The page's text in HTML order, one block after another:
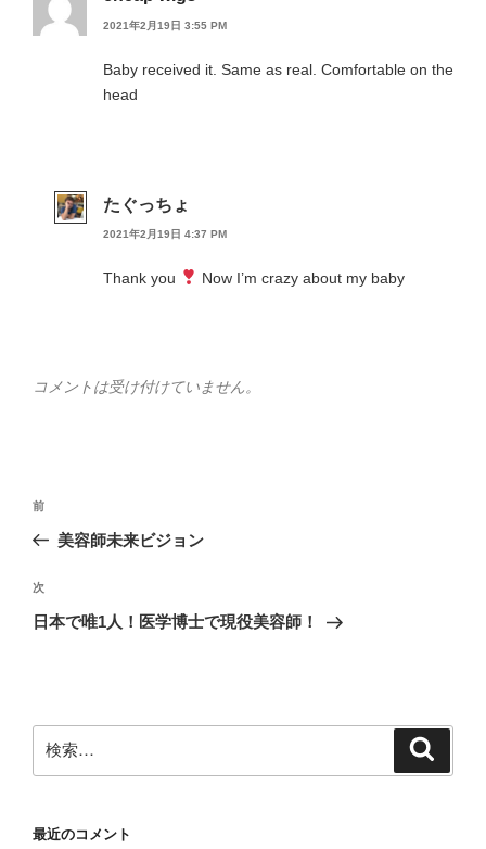
2021年2月19日 3:55 PM
Baby received it. Same as real. Comfortable on the
head
たぐっちょ
2021年2月19日 4:37 PM
Thank you Now I’m crazy about my baby
コメントは受け付けていません。
投
ナ
ビ
ゲ
ン
前
の
稿
前
美容師未来ビジョン
次
の
次
日本で唯1人！医学博士で現役美容師！
索:
最近のコメント